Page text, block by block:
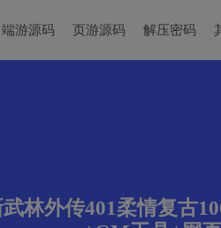
林外传401柔情复古
端游源码 页游源码 解压密码